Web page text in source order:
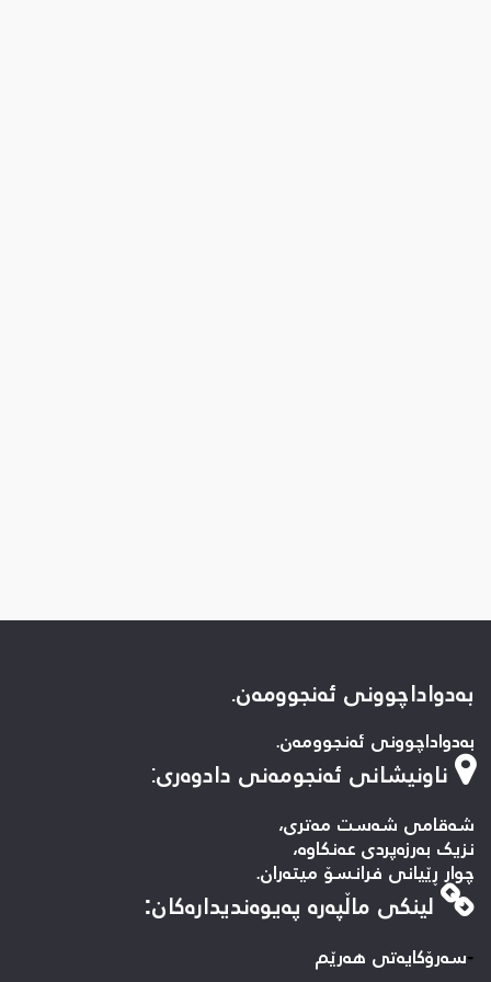
بەدواداچوونی ئەنجوومەن.
بەدواداچوونی ئەنجوومەن.
ناونیشانی ئەنجومەنی دادوەری:
شەقامی شەست مەتری،
نزیک بەرزەپردی عەنکاوە،
چوار ڕێیانی فرانسۆ میتەران.
لینكی ماڵپه‌ره‌ په‌یوه‌ندیداره‌كان:
-سه‌رۆکایه‌تی هه‌رێم